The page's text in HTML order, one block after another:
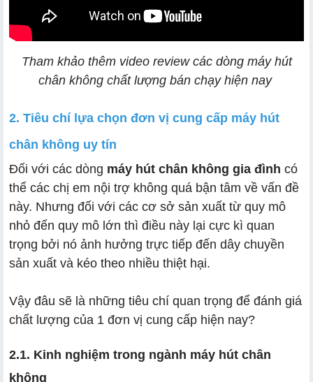
Tham khảo thêm video review các dòng máy hút
chân không chất lượng bán chạy hiện nay
2. Tiêu chí lựa chọn đơn vị cung cấp máy hút
chân không uy tín
Đối với các dòng máy hút chân không gia đình có
thể các chị em nội trợ không quá bận tâm về vấn đề
này. Nhưng đối với các cơ sở sản xuất từ quy mô
nhỏ đến quy mô lớn thì điều này lại cực kì quan
trọng bởi nó ảnh hưởng trực tiếp đến dây chuyền
sản xuất và kéo theo nhiều thiệt hại.
Vậy đâu sẽ là những tiêu chí quan trọng để đánh giá
chất lượng của 1 đơn vị cung cấp hiện nay?
2.1. Kinh nghiệm trong ngành máy hút chân
không